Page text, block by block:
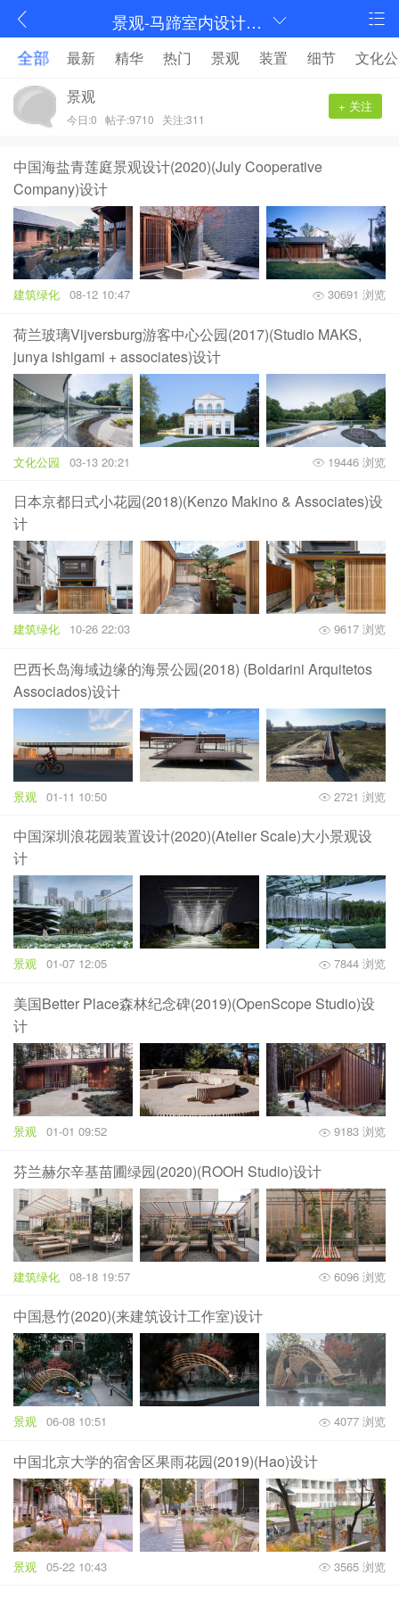
景观-马蹄室内设计论坛-序赞网
全部 最新 精华 热门 景观 装置 细节
文化
景观
今日:0 帖子:9710 关注:311
+ 关注
中国海盐青莲庭景观设计(2020)(July Cooperative
Company)设计
建筑绿化 08-12 10:47 30691 浏览
荷兰玻璃Vijversburg游客中心公园(2017)(Studio MAKS,
junya ishigami + associates)设计
文化公园 03-13 20:21 19446 浏览
日本京都日式小花园(2018)(Kenzo Makino & Associates)设
计
建筑绿化 10-26 22:03 9617 浏览
巴西长岛海域边缘的海景公园(2018) (Boldarini Arquitetos
Associados)设计
景观 01-11 10:50 2721 浏览
中国深圳浪花园装置设计(2020)(Atelier Scale)大小景观设
计
景观 01-07 12:05 7844 浏览
美国Better Place森林纪念碑(2019)(OpenScope Studio)设
计
景观 01-01 09:52 9183 浏览
芬兰赫尔辛基苗圃绿园(2020)(ROOH Studio)设计
建筑绿化 08-18 19:57 6096 浏览
中国悬竹(2020)(来建筑设计工作室)设计
景观 06-08 10:51 4077 浏览
中国北京大学的宿舍区果雨花园(2019)(Hao)设计
景观 05-22 10:43 3565 浏览